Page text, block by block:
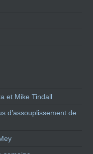
et Mike Tindall
d’assouplissement de